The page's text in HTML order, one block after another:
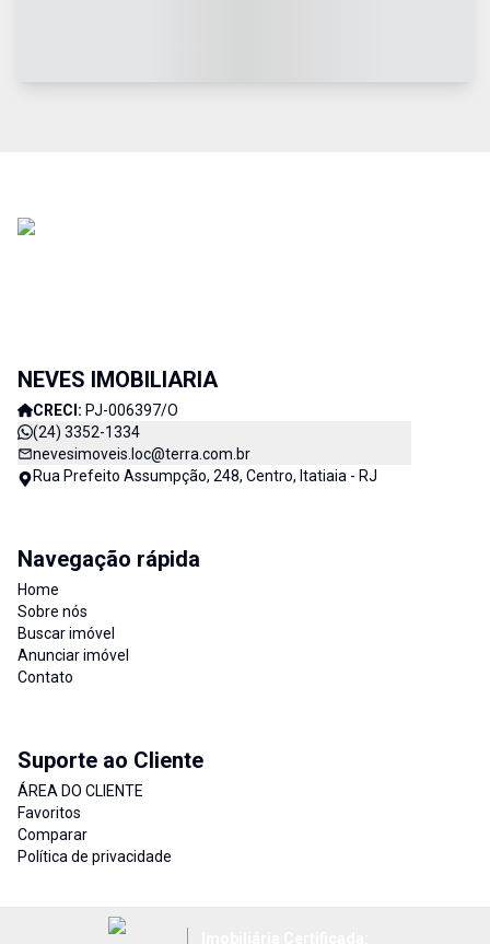
NEVES IMOBILIARIA
CRECI: PJ-006397/O
(24) 3352-1334
nevesimoveis.loc@terra.com.br
Rua Prefeito Assumpção, 248, Centro, Itatiaia - RJ
Navegação rápida
Home
Sobre nós
Buscar imóvel
Anunciar imóvel
Contato
Suporte ao Cliente
ÁREA DO CLIENTE
Favoritos
Comparar
Política de privacidade